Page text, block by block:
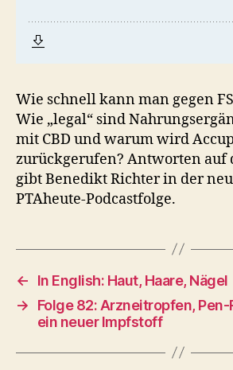
Wie schnell kann man gegen
Wie „legal“ sind
mit CBD und warum wird
zurückgerufen? Antworten auf
gibt Benedikt Richter in der
PTAheute-Podcastfolge.
←
In English: Haut, Haare, Nägel
→
Folge 82: Arzneitropfen,
ein neuer Impfstoff